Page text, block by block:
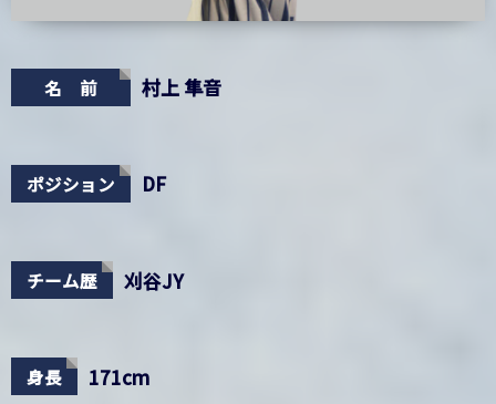
名 前 村上 隼音
ポジション DF
チーム歴 刈谷JY
身長 171cm